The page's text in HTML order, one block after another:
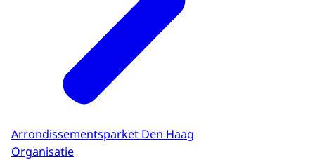
Arrondissementsparket Den Haag
Organisatie